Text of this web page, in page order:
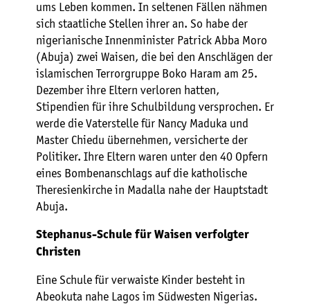
ums Leben kommen. In seltenen Fällen nähmen
sich staatliche Stellen ihrer an. So habe der
nigerianische Innenminister Patrick Abba Moro
(Abuja) zwei Waisen, die bei den Anschlägen der
islamischen Terrorgruppe Boko Haram am 25.
Dezember ihre Eltern verloren hatten,
Stipendien für ihre Schulbildung versprochen. Er
werde die Vaterstelle für Nancy Maduka und
Master Chiedu übernehmen, versicherte der
Politiker. Ihre Eltern waren unter den 40 Opfern
eines Bombenanschlags auf die katholische
Theresienkirche in Madalla nahe der Hauptstadt
Abuja.
Stephanus-Schule für Waisen verfolgter
Christen
Eine Schule für verwaiste Kinder besteht in
Abeokuta nahe Lagos im Südwesten Nigerias.